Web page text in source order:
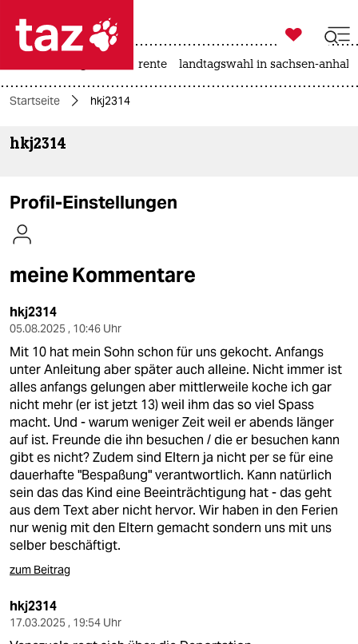
 taz zahl ich
themen
kultur
sport
berlin
nord
wahrheit
verlag
verlag
veranstaltungen
unterstützen

taz zahl ich
rente landtagswahl in sachsen-anhalt
Startseite hkj2314
hkj2314
Profil-Einstellungen
meine Kommentare
hkj2314
05.08.2025 , 10:46 Uhr
Mit 10 hat mein Sohn schon für uns gekocht. Anfangs
unter Anleitung aber später auch alleine. Nicht immer ist
alles anfangs gelungen aber mittlerweile koche ich gar
nicht mehr (er ist jetzt 13) weil ihm das so viel Spass
macht. Und - warum weniger Zeit weil er abends länger
auf ist. Freunde die ihn besuchen / die er besuchen kann
gibt es nicht? Zudem sind Eltern ja nicht per se für eine
dauerhafte "Bespaßung" verantwortlich. Kann natürlich
sein das das Kind eine Beeinträchtigung hat - das geht
aus dem Text aber nicht hervor. Wir haben in den Ferien
nur wenig mit den Eltern gemacht sondern uns mit uns
selber beschäftigt.
zum Beitrag
hkj2314
17.03.2025 , 19:54 Uhr